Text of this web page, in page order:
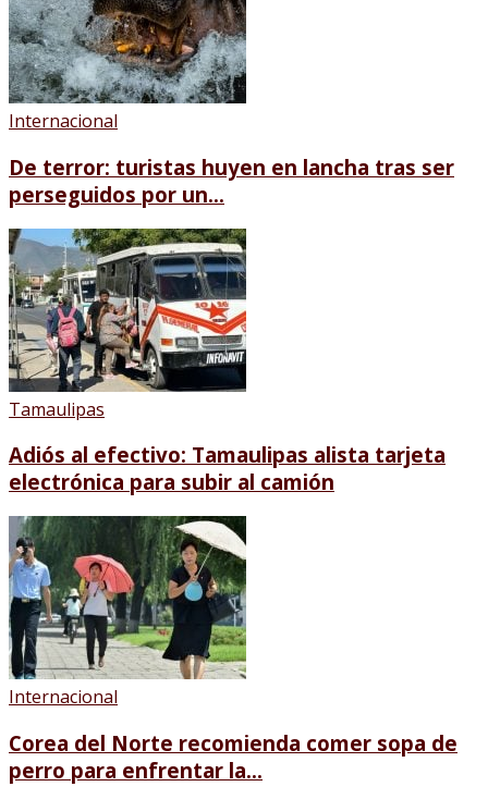
Internacional
De terror: turistas huyen en lancha tras ser
perseguidos por un...
Tamaulipas
Adiós al efectivo: Tamaulipas alista tarjeta
electrónica para subir al camión
Internacional
Corea del Norte recomienda comer sopa de
perro para enfrentar la...